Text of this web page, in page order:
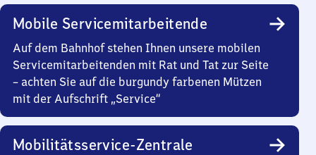
Mobile Servicemitarbeitende
Auf dem Bahnhof stehen Ihnen unsere mobilen
Servicemitarbeitenden mit Rat und Tat zur Seite
– achten Sie auf die burgundy farbenen Mützen
mit der Aufschrift „Service“
Mobilitätsservice-Zentrale